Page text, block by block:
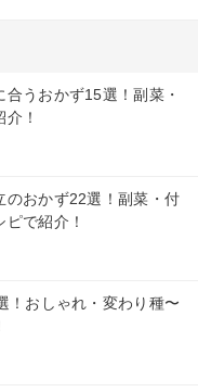
うおかず15選！副菜・
！
のおかず22選！副菜・付
で紹介！
！おしゃれ・変わり種〜